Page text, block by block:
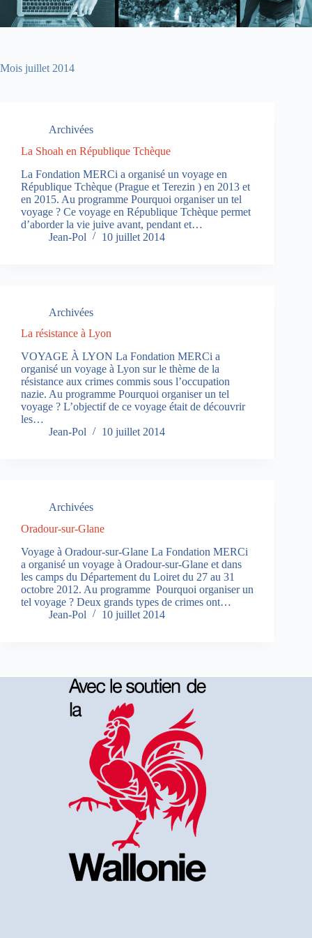
Mois juillet 2014
Archivées
La Shoah en République Tchèque
La Fondation MERCi a organisé un voyage en
République Tchèque (Prague et Terezin ) en 2013 et
en 2015. Au programme Pourquoi organiser un tel
voyage ? Ce voyage en République Tchèque permet
d’aborder la vie juive avant, pendant et…
Jean-Pol
10 juillet 2014
Archivées
La résistance à Lyon
VOYAGE À LYON La Fondation MERCi a
organisé un voyage à Lyon sur le thème de la
résistance aux crimes commis sous l’occupation
nazie. Au programme Pourquoi organiser un tel
voyage ? L’objectif de ce voyage était de découvrir
les…
Jean-Pol
10 juillet 2014
Archivées
Oradour-sur-Glane
Voyage à Oradour-sur-Glane La Fondation MERCi
a organisé un voyage à Oradour-sur-Glane et dans
les camps du Département du Loiret du 27 au 31
octobre 2012. Au programme Pourquoi organiser un
tel voyage ? Deux grands types de crimes ont…
Jean-Pol
10 juillet 2014